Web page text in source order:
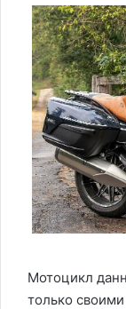
Мотоцикл
только